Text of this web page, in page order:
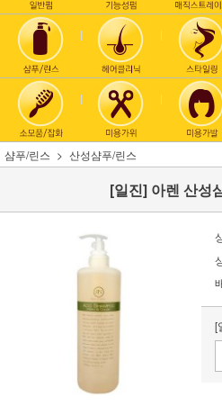
샴푸/린스 산성샴푸/린스
[일진] 아렌 산성
[